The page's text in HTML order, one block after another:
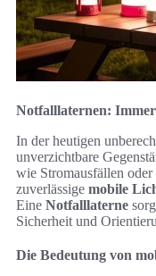
Notfalllaternen:
In der heutigen
unverzichtbare
wie Stromausfällen
zuverlässige mobile
Eine Notfalllaterne
Sicherheit und
Die Bedeutung von